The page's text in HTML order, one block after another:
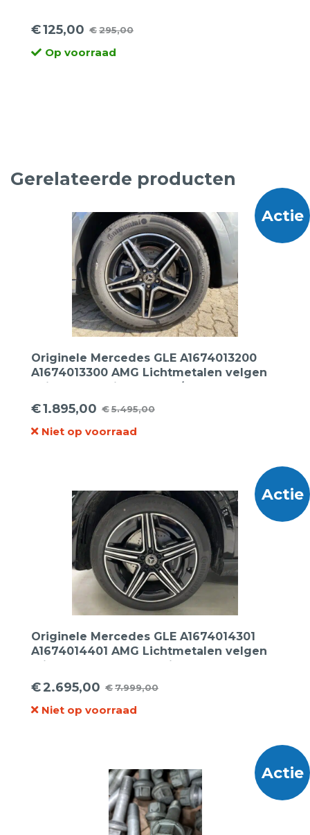
€295,00
Oorspronkelijke
prijs
€125,00
Huidige
prijsOp voorraad
Gerelateerde producten
Actie
Originele Mercedes GLE A1674013200
A1674013300 AMG Lichtmetalen velgen
20inch + Continental 275/50R20 113W
Sportcontact-5 MO XL zomerbanden.
€5.495,00
Oorspronkelijke
prijs
€1.895,00
Huidige
prijs
Niet op voorraad
Actie
Originele Mercedes GLE A1674014301
A1674014401 AMG Lichtmetalen velgen
21inch breedset + Continental 315 40 21
en 275 45 21 Sportcontact-6 MO
zomerbanden
€7.999,00
Oorspronkelijke
prijs
€2.695,00
Huidige
prijs
Niet op voorraad
Actie